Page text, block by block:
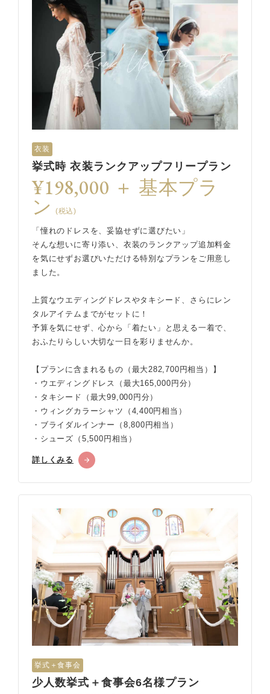
衣装
挙式時 衣装ランクアップフリープラン
¥198,000 ＋ 基本プラ
ン (税込)
「憧れのドレスを、妥協せずに選びたい」
そんな想いに寄り添い、衣装のランクアップ追加料金
を気にせずお選びいただける特別なプランをご用意し
ました。
上質なウエディングドレスやタキシード、さらにレン
タルアイテムまでがセットに！
予算を気にせず、心から「着たい」と思える一着で、
おふたりらしい大切な一日を彩りませんか。
【プランに含まれるもの（最大282,700円相当）】
・ウエディングドレス（最大165,000円分）
・タキシード（最大99,000円分）
・ウィングカラーシャツ（4,400円相当）
・ブライダルインナー（8,800円相当）
・シューズ（5,500円相当）
詳しくみる
挙式＋食事会
少人数挙式＋食事会6名様プラン